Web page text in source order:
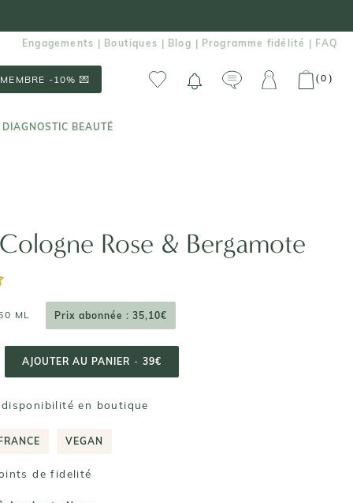
Engagements | Boutiques | Blog | Programme fidélité | FAQ
DIAGNOSTIC BEAUTÉ
-10% 💌 (0 )
Rose & Bergamote
ML Prix abonnée : 35,10€
AJOUTER AU PANIER - 39€
en boutique
VEGAN
de fidelité